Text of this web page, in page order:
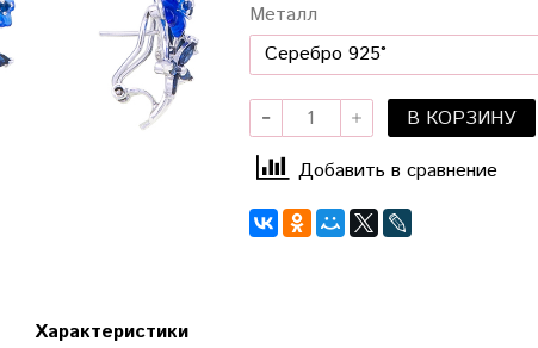
Металл
В КОРЗИНУ
Добавить в сравнение
Характеристики